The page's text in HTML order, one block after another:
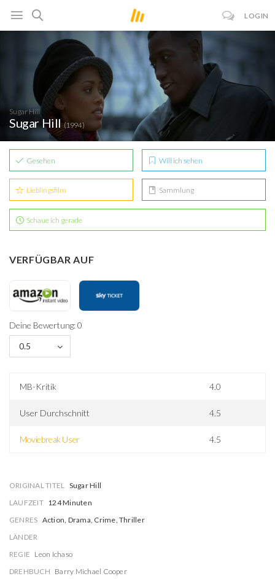
LOGIN
Sugar Hill
Sugar Hill(1994)
Gesehen Will ich sehen
Lieblingsfilm Sammlung
Schaue ich gerade
VERFÜGBAR AUF
Deine Bewertung: 0
0.5
MB-Kritik 4.0
User Durchschnitt 4.5
Moviebreak User 4.5
ORIGINAL TITEL Sugar Hill
LAUFZEIT 124 Minuten
GENRES Action, Drama, Crime, Thriller
LÄNDER
REGIE Leon Ichaso
DREHBUCH Barry Michael Cooper